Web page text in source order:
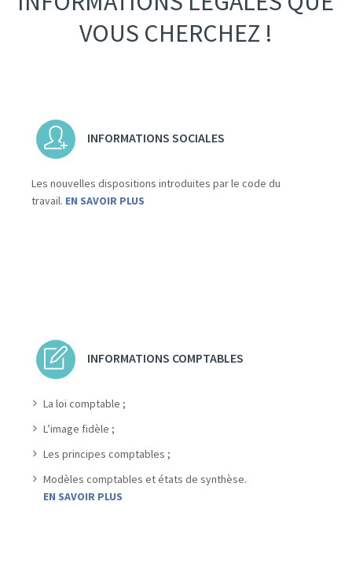
VOUS CHERCHEZ !
INFORMATIONS SOCIALES
Les nouvelles dispositions introduites par le code du
travail. EN SAVOIR PLUS
INFORMATIONS COMPTABLES
La loi comptable ;
L’image fidèle ;
Les principes comptables ;
Modèles comptables et états de synthèse.
EN SAVOIR PLUS